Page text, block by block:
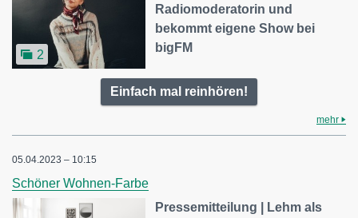
2
Radiomoderatorin und
bekommt eigene Show bei
bigFM
Einfach mal reinhören!
mehr
05.04.2023 – 10:15
Schöner Wohnen-Farbe
Pressemitteilung | Lehm als